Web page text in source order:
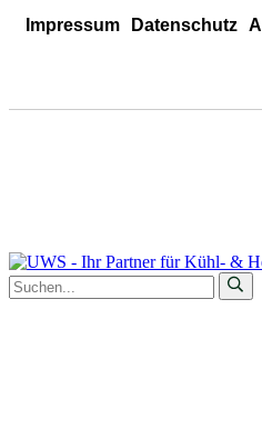
Impressum Datenschutz